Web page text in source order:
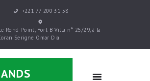
+221 77 200 31 58
Rond-Point, Fort B Villa n° 25/29, à la
Serigne Omar Dia
ANDS